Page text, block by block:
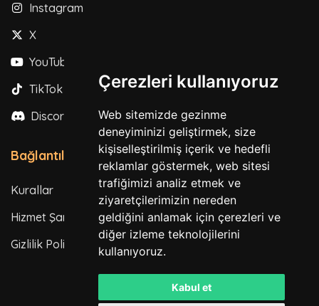
Çerezleri kullanıyoruz
Web sitemizde gezinme
deneyiminizi geliştirmek, size
kişiselleştirilmiş içerik ve hedefli
reklamlar göstermek, web sitesi
trafiğimizi analiz etmek ve
ziyaretçilerimizin nereden
geldiğini anlamak için çerezleri ve
diğer izleme teknolojilerini
kullanıyoruz.
Kabul et
Instagram
X
YouTube
TikTok
Discord
Bağlantılar
Kurallar
Hizmet Şartları
Gizlilik Politikası